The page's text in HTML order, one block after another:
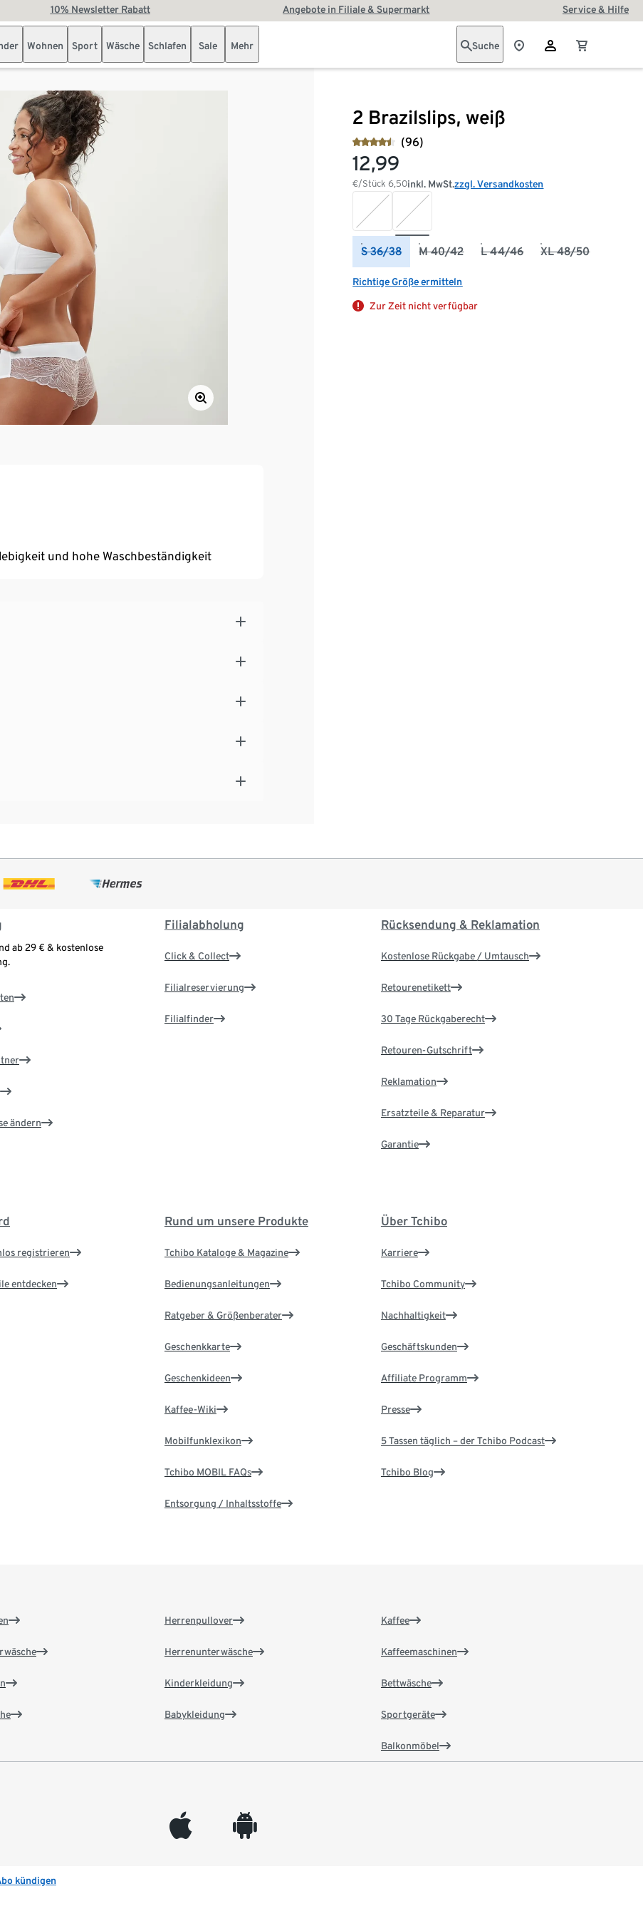
10% Newsletter Rabatt Angebote in Filiale & Supermarkt Service & Hilfe
Wohnen Sport Wäsche Schlafen Sale Mehr Suche
2 Brazilslips, weiß
(96)
12,99
€/Stück6,50inkl. MwSt.zzgl. Versandkosten
S 36/38 M 40/42 L 44/46 XL 48/50
Richtige Größe ermitteln
Zur Zeit nicht verfügbar
und hohe Waschbeständigkeit
ab 29 € & kostenlose
ändern
Filialabholung
Click & Collect
Filialreservierung
Filialfinder
Rücksendung & Reklamation
Kostenlose Rückgabe / Umtausch
Retourenetikett
30 Tage Rückgaberecht
Retouren-Gutschrift
Reklamation
Ersatzteile & Reparatur
Garantie
registrieren
entdecken
Rund um unsere Produkte
Tchibo Kataloge & Magazine
Bedienungsanleitungen
Ratgeber & Größenberater
Geschenkkarte
Geschenkideen
Kaffee-Wiki
Mobilfunklexikon
Tchibo MOBIL FAQs
Entsorgung / Inhaltsstoffe
Über Tchibo
Karriere
Tchibo Community
Nachhaltigkeit
Geschäftskunden
Affiliate Programm
Presse
5 Tassen täglich – der Tchibo Podcast
Tchibo Blog
Herrenpullover
Herrenunterwäsche
Kinderkleidung
Babykleidung
Kaffee
Kaffeemaschinen
Bettwäsche
Sportgeräte
Balkonmöbel
appleinc android
kündigen